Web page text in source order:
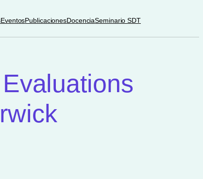
EventosPublicacionesDocenciaSeminario SDT